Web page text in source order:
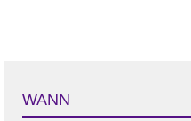
WANN